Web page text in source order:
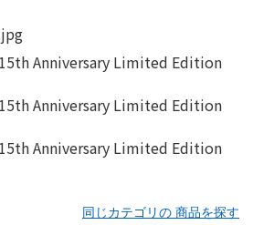
同じカテゴリの 商品を探す